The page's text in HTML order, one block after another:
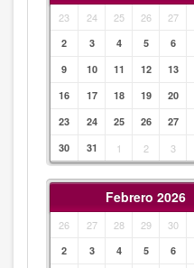
23 24 25 26 27
2
3 4 5 6
9
10 11 12 13
16
17 18 19 20
23
24 25 26 27
30
31 1 2 3
Febrero 2026
26 27 28 29 30
2
3 4 5 6